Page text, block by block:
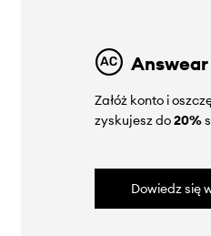
Załóż konto i
zyskujesz do20%
Dowiedz się